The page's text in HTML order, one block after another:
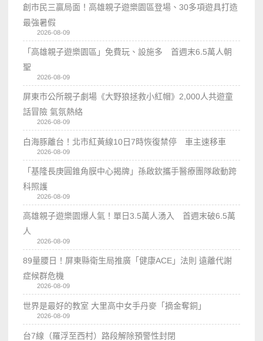
創市民三贏局面！高雄親子遊樂園區登場、30多項遊具打造
最強暑假
2026-08-09
「高雄親子遊樂園區」免費玩、設施多 首週末6.5萬人朝
聖
2026-08-09
屏東市公所親子劇場《大野狼拯救小紅帽》2,000人共遊童
話冒險 氣氛熱絡
2026-08-09
白海豚離台！北市紅黃線10日7時恢復禁停 車主速移車
2026-08-09
「基隆長庚圓錐角膜中心揭牌」孫啟欽攜手醫療團隊啟動跨
科照護
2026-08-09
高雄親子遊樂園爆人氣！單日3.5萬人湧入 首週末破6.5萬
人
2026-08-09
89量腰日！屏東縣衛生局推廣「健康ACE」法則 遠離代謝
症候群危機
2026-08-09
世界是最好的教室 大里高中女手丹麥「摘金奪銅」
2026-08-09
台7線（羅浮至西村）路段解除預警性封閉